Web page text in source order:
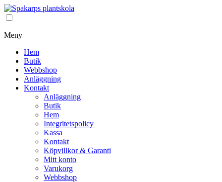
Meny
Hem
Butik
Webbshop
Anläggning
Kontakt
Anläggning
Butik
Hem
Integritetspolicy
Kassa
Kontakt
Köpvillkor & Garanti
Mitt konto
Varukorg
Webbshop